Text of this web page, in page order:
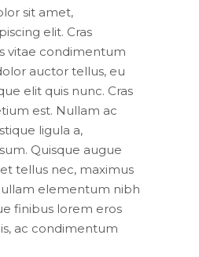
sit amet,
elit. Cras
vitae condimentum
auctor tellus, eu
elit quis nunc. Cras
est. Nullam ac
ligula a,
Quisque augue
tellus nec, maximus
elementum nibh
finibus lorem eros
ac condimentum